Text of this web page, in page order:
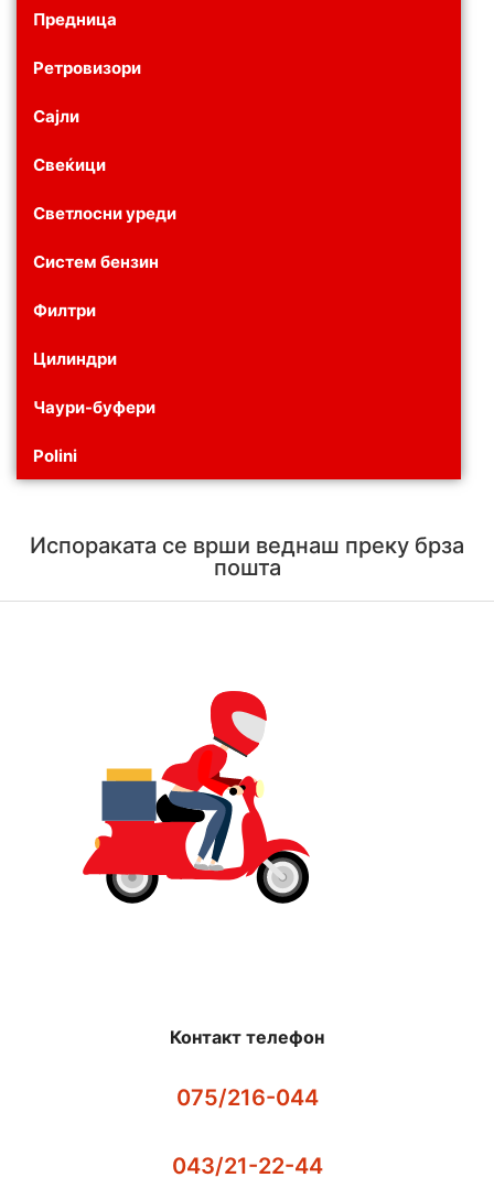
Предница
Ретровизори
Сајли
Свеќици
Светлосни уреди
Систем бензин
Филтри
Цилиндри
Чаури-буфери
Polini
Испораката се врши веднаш преку брза
пошта
Контакт телефон
075/216-044
043/21-22-44